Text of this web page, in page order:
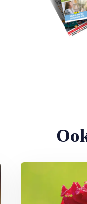
‘Ik doe wat ik leuk
Lees meer over